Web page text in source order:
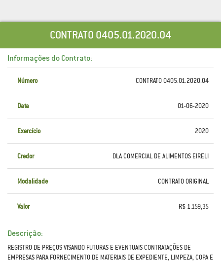
CONTRATO 0405.01.2020.04
Informações do Contrato:
Número CONTRATO 0405.01.2020.04
Data 01-06-2020
Exercício 2020
Credor DLA COMERCIAL DE ALIMENTOS EIRELI
Modalidade CONTRATO ORIGINAL
Valor R$ 1.159,35
Descrição:
REGISTRO DE PREÇOS VISANDO FUTURAS E EVENTUAIS CONTRATAÇÕES DE
EMPRESAS PARA FORNECIMENTO DE MATERIAIS DE EXPEDIENTE, LIMPEZA, COPA E